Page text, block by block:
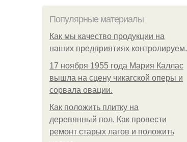
Популярные материалы
Как мы качество продукции на
наших предприятиях контролируем.
17 ноября 1955 года Мария Каллас
вышла на сцену чикагской оперы и
сорвала овации.
Как положить плитку на
деревянный пол. Как провести
ремонт старых лагов и положить